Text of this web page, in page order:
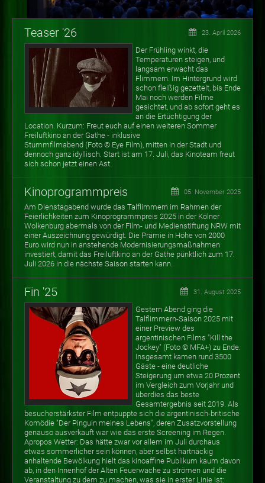
Teaser '26 23. April 2026
Der Frühling winkt, die
Temperaturen steigen, und
langsam erwacht das
Flimmern. Im Hintergrund wird
schon fleißig gezettelt, bis Ende
Mai noch werden Filme
gesichtet, und ab sofort geht es
an die Ertüchtigung der
Location. Kurzum: Freut euch auf einen weiteren Sommer
Freiluftkino an der Gathe - inklusive
Stummfilmabend (Foto © Eye Film), mitten in der Stadt und
dennoch ganz idyllisch. Start ist am 17. Juli, das Kinoteam freut
sich schon jetzt einen Ast.
Kinoprogrammpreis 05. November 2025
Am Dienstagabend wurde das Talflimmern im Rahmen der
Feierlichkeiten zum Kinoprogrammpreis 2025 in der Kölner
Wolkenburg abermals von der Film- und Medienstiftung NRW mit
einer Auszeichnung gewürdigt. Die Prämie in Höhe von 2000
Euro wird nun in anstehende Modernisierungsmaßnahmen
investiert, damit das Freiluftkino an der Gathe pünktlich zum 17.
Juli 2026 in die nächste Saison starten kann.
Fin '25 31. August 2025
Gestern Abend ging die
Talflimmern-Saison 2025 mit
einer Preview des
argentinischen Films "Kill the
Jockey" (Foto © MFA+) zu Ende.
Insgesamt kamen rund 3500
Gäste - eine deutliche
Steigerung um etwa 20 Prozent
im Vergleich zum Vorjahr und
überdies das beste
Gesamtergebnis seit 2019. Als
besucherstärkster Film entpuppte sich die argentinisch-britische
Komödie "Der Pinguin meines Lebens", deren Zusatzvorstellung
genauso ausverkauft war wie das erste Screening im Regen.
Apropos Wetter: Das hätte zwar vor allem im Juli durchaus
etwas sommerlicher sein können, aber selbst hartnäckig
anhaltende Bewölkung hielt das kinoaffine Publikum kaum davon
ab, in den Innenhof der Alten Feuerwache zu strömen und die
Veranstaltung zu dem zu machen, was sie in erster Linie ist: